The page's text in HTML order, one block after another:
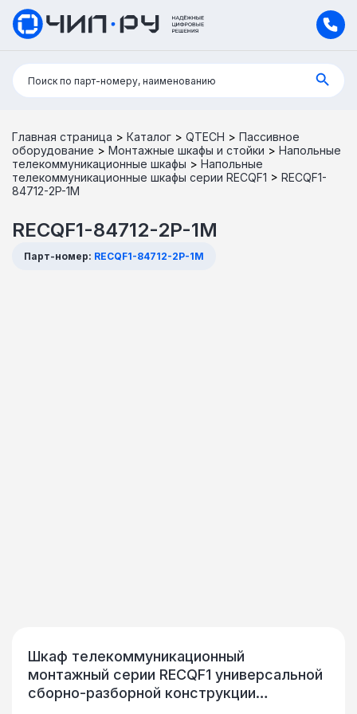
Поиск:
Поиск по парт-номеру, наименованию
Главная страница > Каталог > QTECH > Пассивное
оборудование > Монтажные шкафы и стойки > Напольные
телекоммуникационные шкафы > Напольные
телекоммуникационные шкафы серии RECQF1 > RECQF1-
84712-2P-1M
RECQF1-84712-2P-1M
Парт-номер: RECQF1-84712-2P-1M
Шкаф телекоммуникационный
монтажный серии RECQF1 универсальной
сборно-разборной конструкции